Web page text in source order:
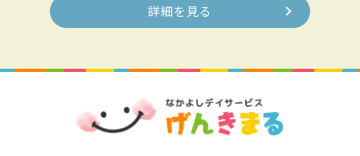
詳細を見る